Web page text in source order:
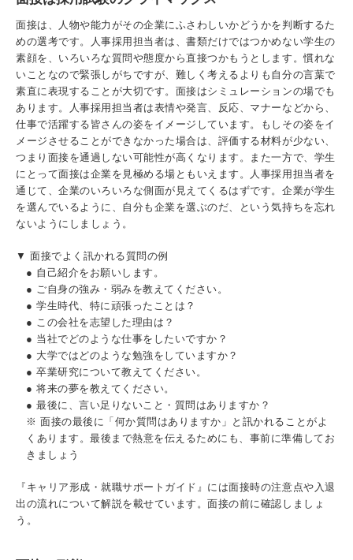
面接は、人物や能力がその企業にふさわしいかどうかを判断するた
めの選考です。人事採用担当者は、書類だけではつかめない学生の
素顔を、いろいろな質問や態度から直接つかもうとします。慣れな
いことなので緊張しがちですが、難しく考えるよりも自分の言葉で
素直に表現することが大切です。面接はシミュレーションの場でも
あります。人事採用担当者は表情や発言、反応、マナーなどから、
仕事で活躍する皆さんの姿をイメージしています。もしその姿をイ
メージさせることができなかった場合は、評価する材料が少ない、
つまり面接を通過しない可能性が高くなります。また一方で、学生
にとって面接は企業を見極める場ともいえます。人事採用担当者を
通じて、企業のいろいろな側面が見えてくるはずです。企業が学生
を選んでいるように、自分も企業を選ぶのだ、という気持ちを忘れ
ないようにしましょう。
▼ 面接でよく訊かれる質問の例
● 自己紹介をお願いします。
● ご自身の強み・弱みを教えてください。
● 学生時代、特に頑張ったことは？
● この会社を志望した理由は？
● 当社でどのような仕事をしたいですか？
● 大学ではどのような勉強をしていますか？
● 卒業研究について教えてください。
● 将来の夢を教えてください。
● 最後に、言い足りないこと・質問はありますか？
※ 面接の最後に「何か質問はありますか」と訊かれることがよ
くあります。最後まで熱意を伝えるためにも、事前に準備してお
きましょう
『キャリア形成・就職サポートガイド』には面接時の注意点や入退
出の流れについて解説を載せています。面接の前に確認しましょ
う。